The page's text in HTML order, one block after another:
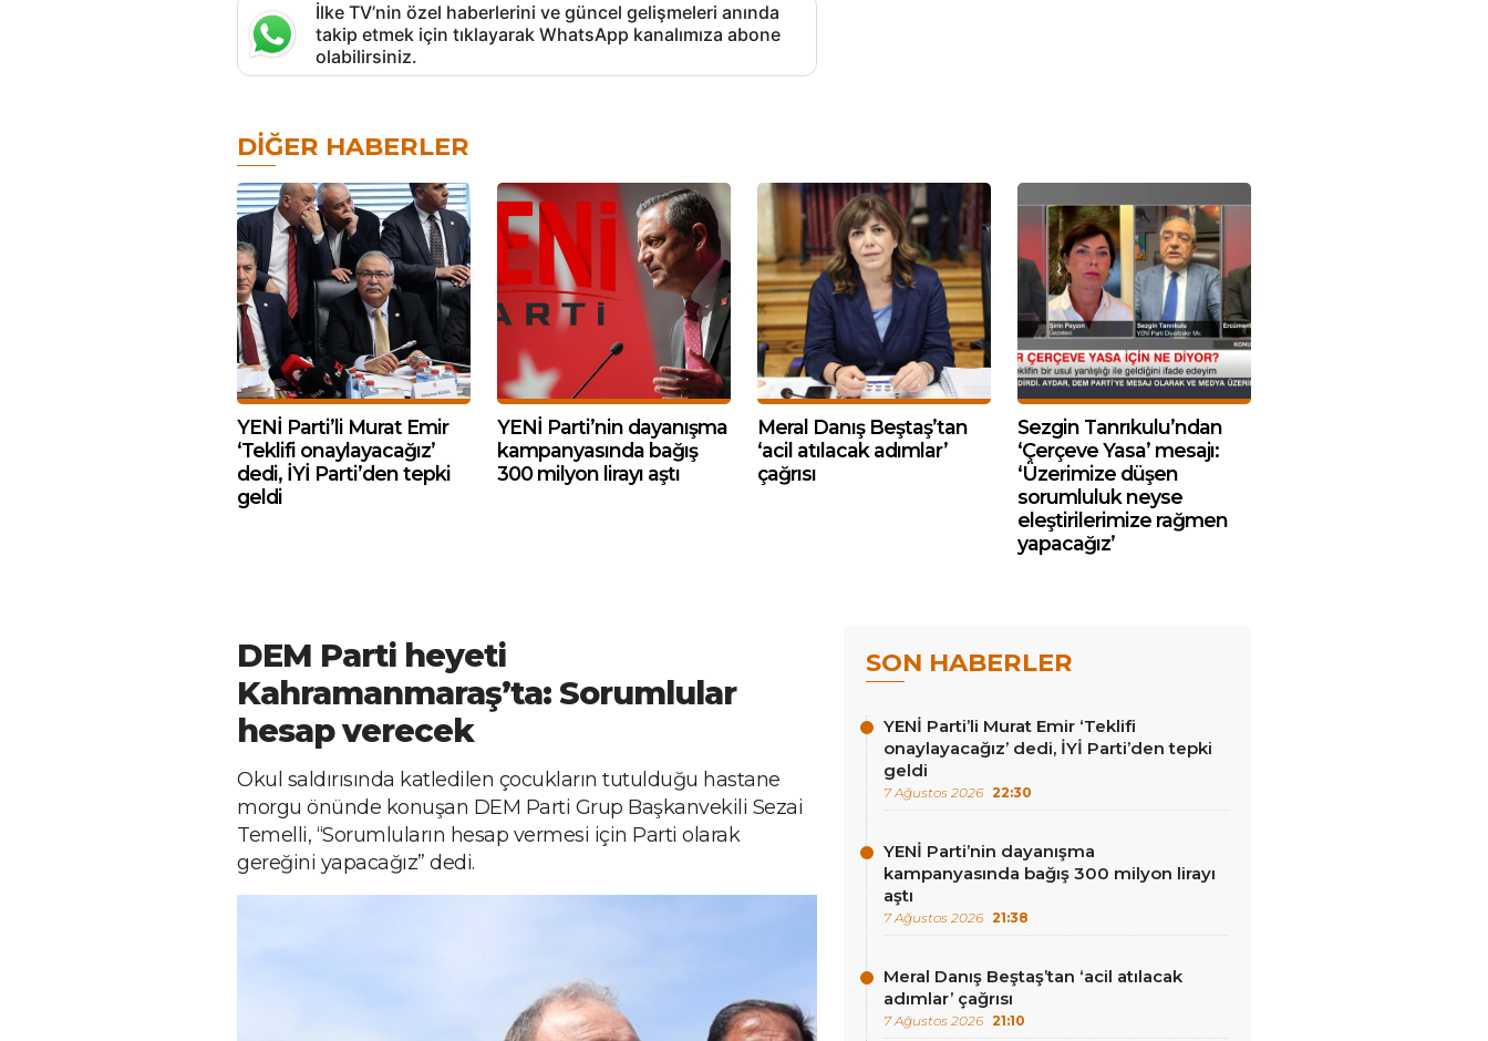
İlke TV’nin özel haberlerini ve güncel gelişmeleri anında
takip etmek için tıklayarak WhatsApp kanalımıza abone
olabilirsiniz.
DIĞER HABERLER
YENİ Parti’li Murat Emir
‘Teklifi onaylayacağız’
dedi, İYİ Parti’den tepki
geldi
YENİ Parti’nin dayanışma
kampanyasında bağış
300 milyon lirayı aştı
Meral Danış Beştaş’tan
‘acil atılacak adımlar’
çağrısı
Sezgin Tanrıkulu’ndan
‘Çerçeve Yasa’ mesajı:
‘Üzerimize düşen
sorumluluk neyse
eleştirilerimize rağmen
yapacağız’
DEM Parti heyeti
Kahramanmaraş’ta: Sorumlular
hesap verecek
Okul saldırısında katledilen çocukların tutulduğu hastane
morgu önünde konuşan DEM Parti Grup Başkanvekili Sezai
Temelli, “Sorumluların hesap vermesi için Parti olarak
gereğini yapacağız” dedi.
SON HABERLER
YENİ Parti’li Murat Emir ‘Teklifi
onaylayacağız’ dedi, İYİ Parti’den tepki
geldi
7 Ağustos 2026 22:30
YENİ Parti’nin dayanışma
kampanyasında bağış 300 milyon lirayı
aştı
7 Ağustos 2026 21:38
Meral Danış Beştaş’tan ‘acil atılacak
adımlar’ çağrısı
7 Ağustos 2026 21:10